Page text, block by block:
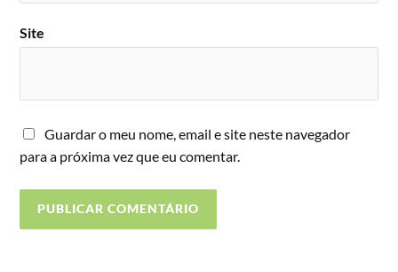
Site
Guardar o meu nome, email e site neste navegador
para a próxima vez que eu comentar.